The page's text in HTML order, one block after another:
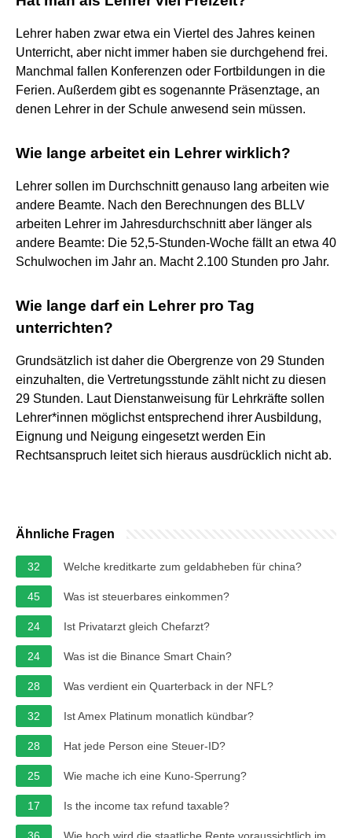
Lehrer haben zwar etwa ein Viertel des Jahres keinen
Unterricht, aber nicht immer haben sie durchgehend frei.
Manchmal fallen Konferenzen oder Fortbildungen in die
Ferien. Außerdem gibt es sogenannte Präsenztage, an
denen Lehrer in der Schule anwesend sein müssen.
Wie lange arbeitet ein Lehrer wirklich?
Lehrer sollen im Durchschnitt genauso lang arbeiten wie
andere Beamte. Nach den Berechnungen des BLLV
arbeiten Lehrer im Jahresdurchschnitt aber länger als
andere Beamte: Die 52,5-Stunden-Woche fällt an etwa 40
Schulwochen im Jahr an. Macht 2.100 Stunden pro Jahr.
Wie lange darf ein Lehrer pro Tag
unterrichten?
Grundsätzlich ist daher die Obergrenze von 29 Stunden
einzuhalten, die Vertretungsstunde zählt nicht zu diesen
29 Stunden. Laut Dienstanweisung für Lehrkräfte sollen
Lehrer*innen möglichst entsprechend ihrer Ausbildung,
Eignung und Neigung eingesetzt werden Ein
Rechtsanspruch leitet sich hieraus ausdrücklich nicht ab.
Ähnliche Fragen
32 Welche kreditkarte zum geldabheben für china?
45 Was ist steuerbares einkommen?
24 Ist Privatarzt gleich Chefarzt?
24 Was ist die Binance Smart Chain?
28 Was verdient ein Quarterback in der NFL?
32 Ist Amex Platinum monatlich kündbar?
28 Hat jede Person eine Steuer-ID?
25 Wie mache ich eine Kuno-Sperrung?
17 Is the income tax refund taxable?
36
Wie hoch wird die staatliche Rente voraussichtlich im